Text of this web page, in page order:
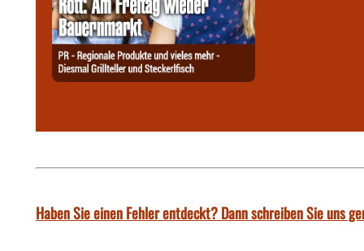
Haben Sie einen Fehler entdeckt? Dann schreiben Sie uns